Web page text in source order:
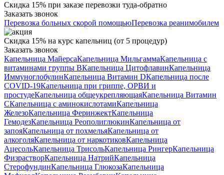
Скидка 15% при заказе перевозки туда-обратно
Заказать звонок
Перевозка больных скорой помощьюПеревозка реанимобилем
Скидка 15% на курс капельниц (от 5 процедур)
Заказать звонок
Капельница МайерсаКапельница МильгаммаКапельница с
витаминами группы BКапельница ЦитофлавинКапельница
ИммуноглобулинКапельница Витамин DКапельница после
COVID-19Капельница при гриппе, ОРВИ и
простудеКапельница общеукрепляющаяКапельница Витамин
CКапельница с аминокислотамиКапельница
ЖелезоКапельница ФеринжектКапельница
ГемодезКапельница РеополиглюкинКапельница от
запояКапельница от похмельяКапельница от
алкоголяКапельница от наркотиковКапельница
АцесольКапельница ТрисольКапельница РингерКапельница
ФизрастворКапельница НатрийКапельница
СтерофундинКапельница ГлюкозаКапельница